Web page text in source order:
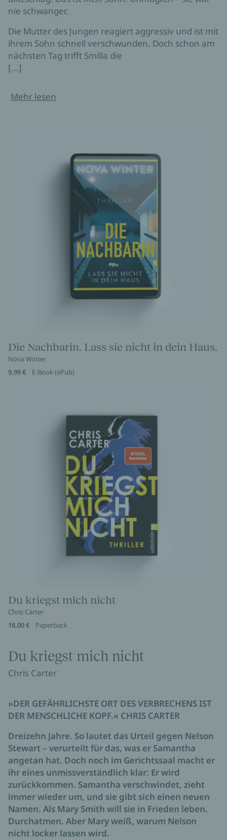
nie schwanger.
Die Mutter des Jungen reagiert aggressiv und ist mit
ihrem Sohn schnell verschwunden. Doch schon am
nächsten Tag trifft Smilla die
[...]
Mehr lesen
Die Nachbarin. Lass sie nicht in dein Haus.
Nova Winter
9,99 €
E-Book (ePub)
Du kriegst mich nicht
Chris Carter
18,00 €
Paperback
Du kriegst mich nicht
Chris Carter
»DER GEFÄHRLICHSTE ORT DES VERBRECHENS IST
DER MENSCHLICHE KOPF.« CHRIS CARTER
Dreizehn Jahre. So lautet das Urteil gegen Nelson
Stewart – verurteilt für das, was er Samantha
angetan hat. Doch noch im Gerichtssaal macht er
ihr eines unmissverständlich klar: Er wird
zurückkommen. Samantha verschwindet, zieht
immer wieder um, und sie gibt sich einen neuen
Namen. Als Mary Smith will sie in Frieden leben.
Durchatmen. Aber Mary weiß, warum Nelson
nicht locker lassen wird.